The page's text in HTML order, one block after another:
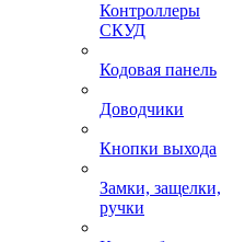
Контроллеры
СКУД
Кодовая панель
Доводчики
Кнопки выхода
Замки, защелки,
ручки